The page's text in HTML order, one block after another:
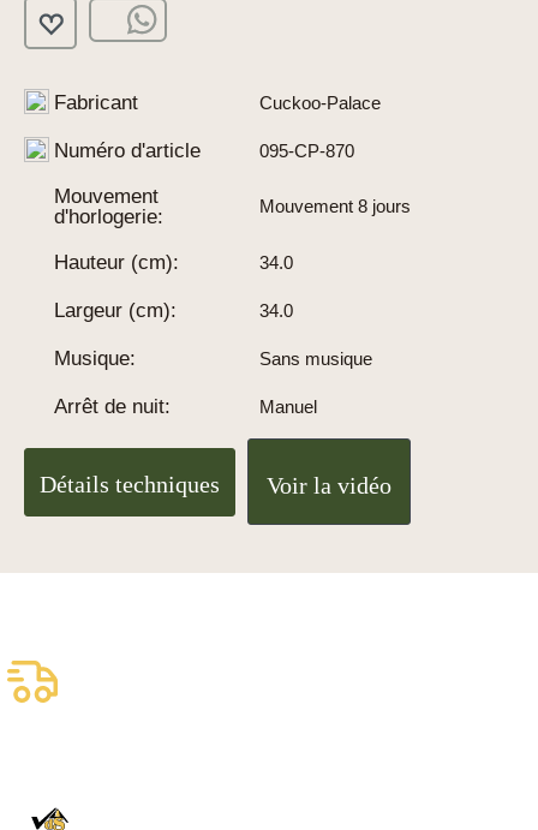
Fabricant Cuckoo-Palace
Numéro d'article 095-CP-870
Mouvement
d'horlogerie:
Mouvement 8 jours
Hauteur (cm): 34.0
Largeur (cm): 34.0
Musique: Sans musique
Arrêt de nuit: Manuel
Détails techniques Voir la vidéo